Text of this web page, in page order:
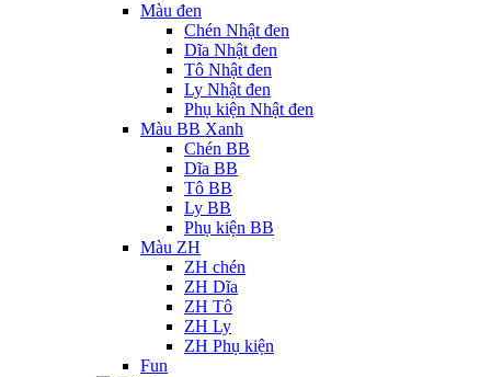
Màu đen
Chén Nhật đen
Dĩa Nhật đen
Tô Nhật đen
Ly Nhật đen
Phụ kiện Nhật đen
Màu BB Xanh
Chén BB
Dĩa BB
Tô BB
Ly BB
Phụ kiện BB
Màu ZH
ZH chén
ZH Dĩa
ZH Tô
ZH Ly
ZH Phụ kiện
Fun